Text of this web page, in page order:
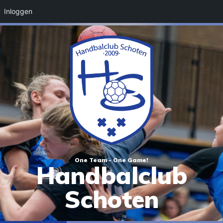
One Team - One Game!
Handbalclub
Schoten
Inloggen